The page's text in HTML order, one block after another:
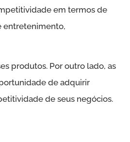
em termos de
entretenimento,
produtos. Por outro lado, as
de adquirir
de seus negócios.